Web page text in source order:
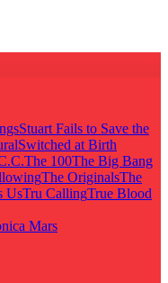
Stuart Fails to Save the
Switched at Birth
The 100The Big Bang
The OriginalsThe
UsTru CallingTrue Blood
Mars